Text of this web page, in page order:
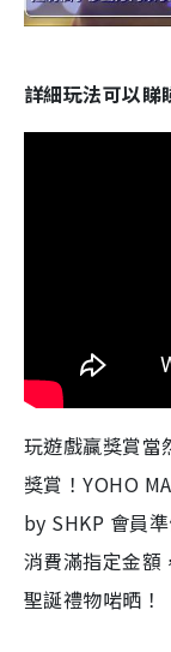
詳細玩法可以睇
玩遊戲贏獎賞當
獎賞！YOHO
by SHKP 會員
消費滿指定金額
聖誕禮物啱晒！